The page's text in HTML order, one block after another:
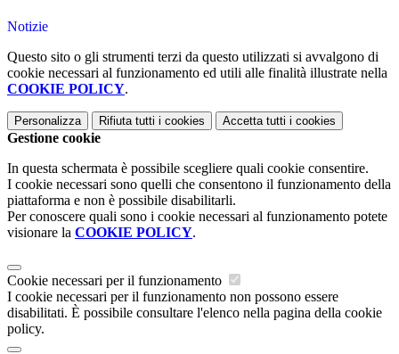
Notizie
Questo sito o gli strumenti terzi da questo utilizzati si avvalgono di
cookie necessari al funzionamento ed utili alle finalità illustrate nella
COOKIE POLICY.
Personalizza Rifiuta tutti i cookies Accetta tutti i cookies
Gestione cookie
In questa schermata è possibile scegliere quali cookie consentire.
I cookie necessari sono quelli che consentono il funzionamento della
piattaforma e non è possibile disabilitarli.
Per conoscere quali sono i cookie necessari al funzionamento potete
visionare la COOKIE POLICY.
Cookie necessari per il funzionamento
I cookie necessari per il funzionamento non possono essere
disabilitati. È possibile consultare l'elenco nella pagina della cookie
policy.